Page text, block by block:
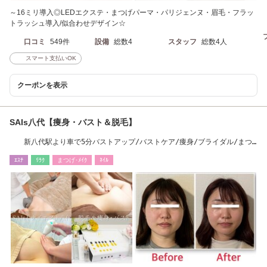
～16ミリ導入◎LEDエクステ・まつげパーマ・パリジェンヌ・眉毛・フラッ
トラッシュ導入/似合わせデザイン☆
口コミ 549件 設備 総数4 スタッフ 総数4人
スマート支払いOK
クーポンを表示
SAIs八代【痩身・バスト＆脱毛】
新八代駅より車で5分バストアップ/バストケア/痩身/ブライダル/まつ
ｴｽﾃ ﾘﾗｸ まつげ･ﾒｲｸ ﾈｲﾙ